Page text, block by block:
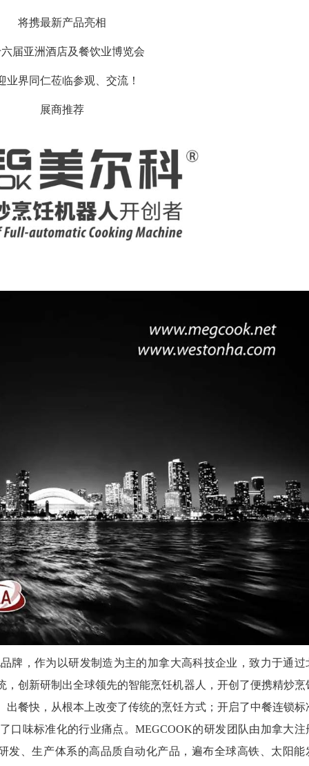
将携最新产品亮相
届亚洲酒店及餐饮业博览会
业界同仁莅临参观、交流！
展商推荐
牌，作为以研发制造为主的加拿大高科技企业，致力于通过
创新研制出全球领先的智能烹饪机器人，开创了便携精炒烹
餐快，从根本上改变了传统的烹饪方式；开启了中餐连锁标
口味标准化的行业痛点。MEGCOOK的研发团队由加拿大注
发、生产体系的高品质自动化产品，遍布全球高铁、太阳能